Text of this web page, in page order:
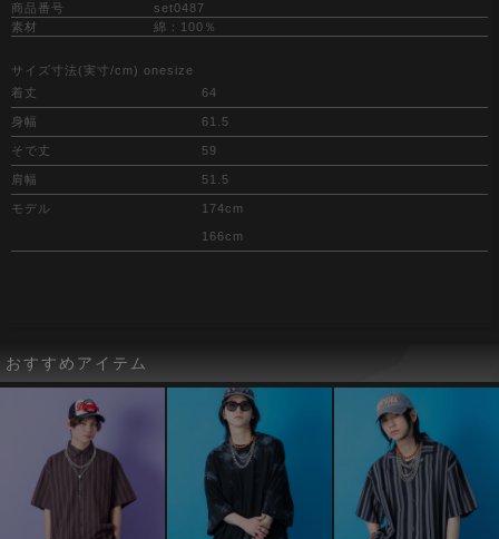
商品番号
set0487
素材
綿：100％
サイズ寸法(実寸/cm) onesize
着丈
64
身幅 61.5
そで丈 59
肩幅 51.5
モデル 174cm
166cm
おすすめアイテム